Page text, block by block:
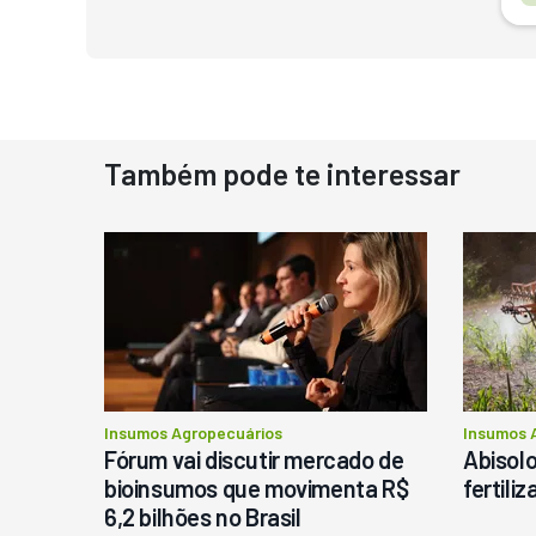
Também pode te interessar
Insumos Agropecuários
Fórum vai discutir mercado de
bioinsumos que movimenta R$
6,2 bilhões no Brasil
Insumos